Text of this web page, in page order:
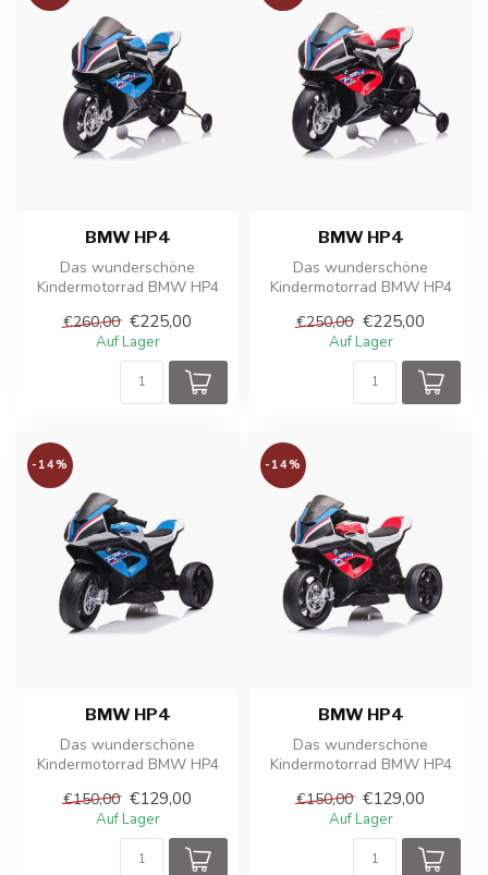
BMW HP4
Das wunderschöne
Kindermotorrad BMW HP4
echten BMW Moto...
€260,00 €225,00
Auf Lager
BMW HP4
Das wunderschöne
Kindermotorrad BMW HP4
echten BMW Moto...
€250,00 €225,00
Auf Lager
-14%
BMW HP4
Das wunderschöne
Kindermotorrad BMW HP4
echten BMW Moto...
€150,00 €129,00
Auf Lager
-14%
BMW HP4
Das wunderschöne
Kindermotorrad BMW HP4
echten BMW Moto...
€150,00 €129,00
Auf Lager